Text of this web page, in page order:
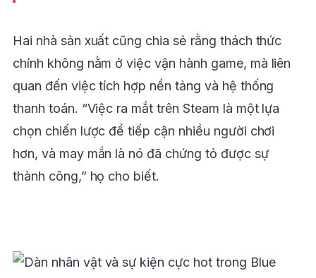
Hai nhà sản xuất cũng chia sẻ rằng thách thức
chính không nằm ở việc vận hành game, mà liên
quan đến việc tích hợp nền tảng và hệ thống
thanh toán. “Việc ra mắt trên Steam là một lựa
chọn chiến lược để tiếp cận nhiều người chơi
hơn, và may mắn là nó đã chứng tỏ được sự
thành công,” họ cho biết.